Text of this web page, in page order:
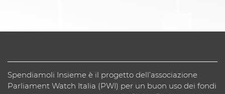
Spendiamoli Insieme è il progetto dell’associazione
Parliament Watch Italia (PWI) per un buon uso dei fondi